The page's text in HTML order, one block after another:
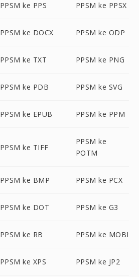
PPSM ke PPS PPSM ke PPSX
PPSM ke DOCX PPSM ke ODP
PPSM ke TXT PPSM ke PNG
PPSM ke PDB PPSM ke SVG
PPSM ke EPUB PPSM ke PPM
PPSM ke TIFF
PPSM ke
POTM
PPSM ke BMP PPSM ke PCX
PPSM ke DOT PPSM ke G3
PPSM ke RB PPSM ke MOBI
PPSM ke XPS PPSM ke JP2